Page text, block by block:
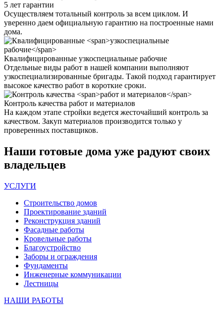
5 лет гарантии
Осуществляем тотальный контроль за всем циклом. И
уверенно даем официальную гарантию на построенные нами
дома.
Квалифицированные узкоспециальные рабочие
Отдельные виды работ в нашей компании выполняют
узкоспециализированные бригады. Такой подход гарантирует
высокое качество работ в короткие сроки.
Контроль качества работ и материалов
На каждом этапе стройки ведется жесточайший контроль за
качеством. Закуп материалов производится только у
проверенных поставщиков.
Наши готовые дома уже радуют своих
владельцев
УСЛУГИ
Строительство домов
Проектирование зданий
Реконструкция зданий
Фасадные работы
Кровельные работы
Благоустройство
Заборы и ограждения
Фундаменты
Инженерные коммуникации
Лестницы
НАШИ РАБОТЫ